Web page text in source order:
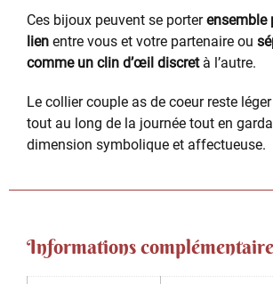
Ces bijoux peuvent se porterensemble
lien entre vous et votre partenaire ou
comme un clin d’œil discretà l’autre.
Le collier couple as de coeur reste
tout au long de la journée tout en
dimension symbolique et affectueuse.
Informations